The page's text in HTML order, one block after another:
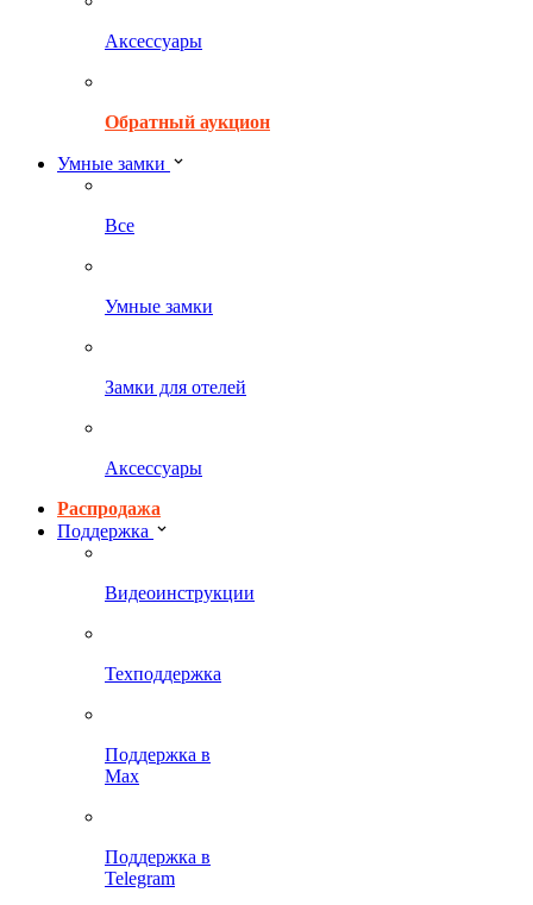
Аксессуары
Обратный аукцион
Умные замки
Все
Умные замки
Замки для отелей
Аксессуары
Распродажа
Поддержка
Видеоинструкции
Техподдержка
Поддержка в
Max
Поддержка в
Telegram